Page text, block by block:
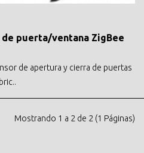
de puerta/ventana ZigBee
de apertura y cierra de puertas
Mostrando 1 a 2 de 2 (1 Páginas)